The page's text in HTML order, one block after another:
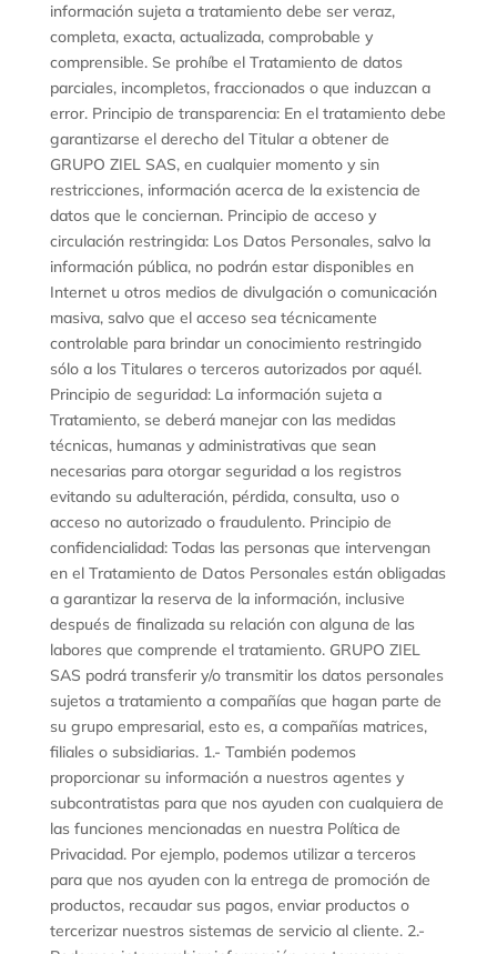
información sujeta a tratamiento debe ser veraz,
completa, exacta, actualizada, comprobable y
comprensible. Se prohíbe el Tratamiento de datos
parciales, incompletos, fraccionados o que induzcan a
error. Principio de transparencia: En el tratamiento debe
garantizarse el derecho del Titular a obtener de
GRUPO ZIEL SAS, en cualquier momento y sin
restricciones, información acerca de la existencia de
datos que le conciernan. Principio de acceso y
circulación restringida: Los Datos Personales, salvo la
información pública, no podrán estar disponibles en
Internet u otros medios de divulgación o comunicación
masiva, salvo que el acceso sea técnicamente
controlable para brindar un conocimiento restringido
sólo a los Titulares o terceros autorizados por aquél.
Principio de seguridad: La información sujeta a
Tratamiento, se deberá manejar con las medidas
técnicas, humanas y administrativas que sean
necesarias para otorgar seguridad a los registros
evitando su adulteración, pérdida, consulta, uso o
acceso no autorizado o fraudulento. Principio de
confidencialidad: Todas las personas que intervengan
en el Tratamiento de Datos Personales están obligadas
a garantizar la reserva de la información, inclusive
después de finalizada su relación con alguna de las
labores que comprende el tratamiento. GRUPO ZIEL
SAS podrá transferir y/o transmitir los datos personales
sujetos a tratamiento a compañías que hagan parte de
su grupo empresarial, esto es, a compañías matrices,
filiales o subsidiarias. 1.- También podemos
proporcionar su información a nuestros agentes y
subcontratistas para que nos ayuden con cualquiera de
las funciones mencionadas en nuestra Política de
Privacidad. Por ejemplo, podemos utilizar a terceros
para que nos ayuden con la entrega de promoción de
productos, recaudar sus pagos, enviar productos o
tercerizar nuestros sistemas de servicio al cliente. 2.-